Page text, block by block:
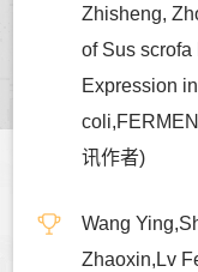
Zhisheng,
of Sus
Expression
讯作者)
Wang
Zhaoxin,Lv